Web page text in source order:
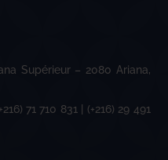
Supérieur – 2080 Ariana,
71 710 831 | (+216) 29 491